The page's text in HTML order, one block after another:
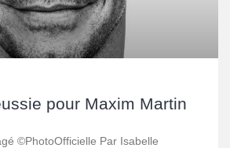
pour Maxim Martin
©PhotoOfficielle Par Isabelle